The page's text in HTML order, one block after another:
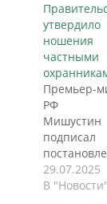
частными
Премьер-
РФ
Мишустин
подписал
29.07.2025
В "Новости"